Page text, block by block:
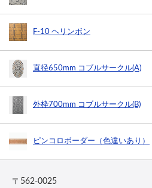
F-10 ヘリンボン
直径650mm コブルサークル(A)
外枠700mm コブルサークル(B)
ピンコロボーダー（色違いあり）
〒562-0025